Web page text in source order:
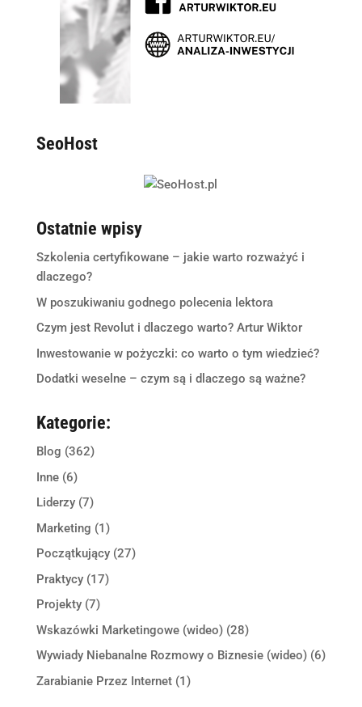
SeoHost
Ostatnie wpisy
Szkolenia certyfikowane – jakie warto rozważyć i
dlaczego?
W poszukiwaniu godnego polecenia lektora
Czym jest Revolut i dlaczego warto? Artur Wiktor
Inwestowanie w pożyczki: co warto o tym wiedzieć?
Dodatki weselne – czym są i dlaczego są ważne?
Kategorie:
Blog (362)
Inne(6)
Liderzy(7)
Marketing (1)
Początkujący(27)
Praktycy(17)
Projekty(7)
Wskazówki Marketingowe (wideo)(28)
Wywiady Niebanalne Rozmowy o Biznesie (wideo)(6)
Zarabianie Przez Internet(1)